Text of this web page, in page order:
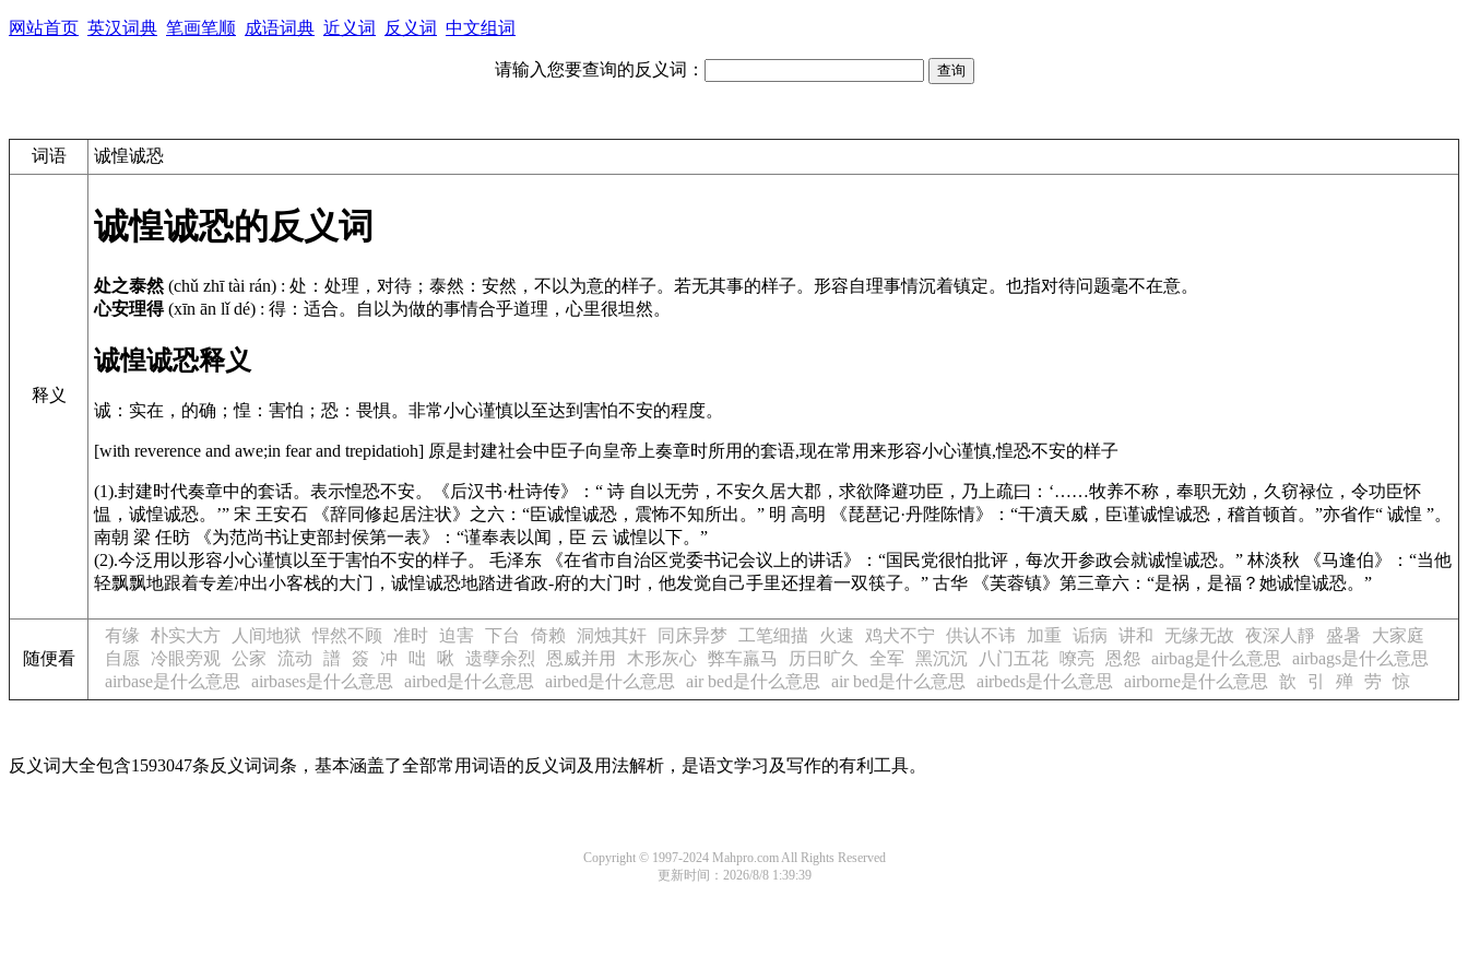
网站首页 英汉词典 笔画笔顺 成语词典 近义词 反义词 中文组词
请输入您要查询的反义词：
词语 诚惶诚恐
释义
诚惶诚恐的反义词
处之泰然 (chǔ zhī tài rán) : 处：处理，对待；泰然：安然，不以为意的样子。若无其事的样子。形容自理事情沉着镇定。也指对待问题毫不在意。
心安理得 (xīn ān lǐ dé) : 得：适合。自以为做的事情合乎道理，心里很坦然。
诚惶诚恐释义
诚：实在，的确；惶：害怕；恐：畏惧。非常小心谨慎以至达到害怕不安的程度。
[with reverence and awe;in fear and trepidatioh] 原是封建社会中臣子向皇帝上奏章时所用的套语,现在常用来形容小心谨慎,惶恐不安的样子
(1).封建时代奏章中的套话。表示惶恐不安。 《后汉书·杜诗传》
：“ 诗 自以无劳，不安久居大郡，求欲降避功臣，乃上疏曰：‘……牧养不称，奉职无効，久窃禄位，令功臣怀
愠，诚惶诚恐。’” 宋 王安石
《辞同修起居注状》 之六：“臣诚惶诚恐，震怖不知所出。” 明 高明 《琵琶记·丹陛陈情》
：“干凟天威，臣谨诚惶诚恐，稽首顿首。”亦省作“ 诚惶 ”。
南朝 梁 任昉
《为范尚书让吏部封侯第一表》
：“谨奉表以闻，臣 云 诚惶以下。”
(2).今泛用以形容小心谨慎以至于害怕不安的样子。 毛泽东
《在省市自治区党委书记会议上的讲话》 ：“国民党很怕批评，每次开参政会就诚惶诚恐。” 林淡秋 《马逢伯》
：“当他
轻飘飘地跟着专差冲出小客栈的大门，诚惶诚恐地踏进省政-府的大门时，他发觉自己手里还捏着一双筷子。” 古华
《芙蓉镇》 第三章六：“是祸，是福？她诚惶诚恐。”
随便看
有缘 朴实大方 人间地狱 悍然不顾 准时 迫害 下台 倚赖 洞烛其奸 同床异梦 工笔细描 火速 鸡犬不宁 供认不讳 加重 诟病 讲和 无缘无故 夜深人靜 盛暑
大家庭
自愿
冷眼旁观 公家 流动 譜 簽 冲 咄 啾 遗孽余烈 恩威并用 木形灰心 弊车羸马 历日旷久 全军 黑沉沉 八门五花 嘹亮 恩怨 airbag是什么意思
airbags是什么意思
airbase是什么意思
airbases是什么意思 airbed是什么意思 airbed是什么意思 air bed是什么意思 air bed是什么意思 airbeds是什么意思 airborne是什么意思 歆 引 殚 劳 惊
反义词大全包含1593047条反义词词条，基本涵盖了全部常用词语的反义词及用法解析，是语文学习及写作的有利工具。
Copyright © 1997-2024 Mahpro.com All Rights Reserved
更新时间：2026/8/8 1:39:39